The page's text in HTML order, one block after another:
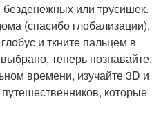
или трусишек.
(спасибо глобализации).
и ткните пальцем в
теперь познавайте:
времени, изучайте 3D и
которые